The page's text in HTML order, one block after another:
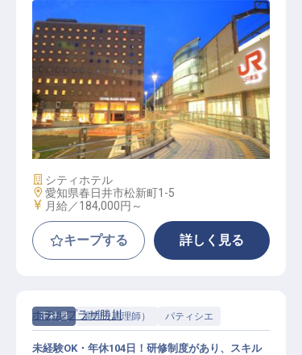
フロントスタッフ
施設業態
シティホテル
勤務地
愛知県春日井市松新町1-5
給与
月給／184,000円～
キープする 詳しく見る
正社員 調理（調理師） パティシエ
ホテルプラザ勝川
未経験OK・年休104日！研修制度があり、スキル